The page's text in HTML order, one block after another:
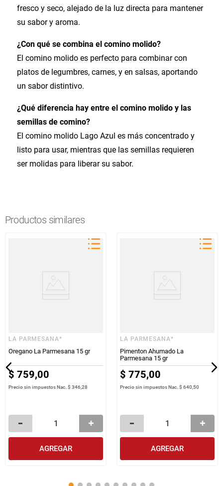
fresco y seco, alejado de la luz directa para mantener
su sabor y aroma.
¿Con qué se combina el comino molido?
El comino molido es perfecto para combinar con
platos de legumbres, carnes, y en salsas, aportando
un sabor distintivo.
¿Qué diferencia hay entre el comino molido y las
semillas de comino?
El comino molido Lago Azul es más concentrado y
listo para usar, mientras que las semillas requieren
ser molidas para liberar su sabor.
Productos similares
LA PARMESANA*
Oregano La Parmesana 15 gr
$ 759,00
Precio sin impuestos Nac. $ 346,28
AGREGAR
LA PARMESANA*
Pimenton Ahumado La
Parmesana 15 gr
$ 775,00
Precio sin impuestos Nac. $ 640,50
AGREGAR